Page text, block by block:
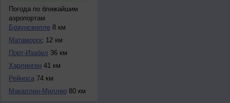
Погода по ближайшим
аэропортам
Браунсвилле8 км
Матаморос 12 км
Порт-Изабел 36 км
Харлинген 41 км
Рейноса74 км
Макаллен-Миллер80 км